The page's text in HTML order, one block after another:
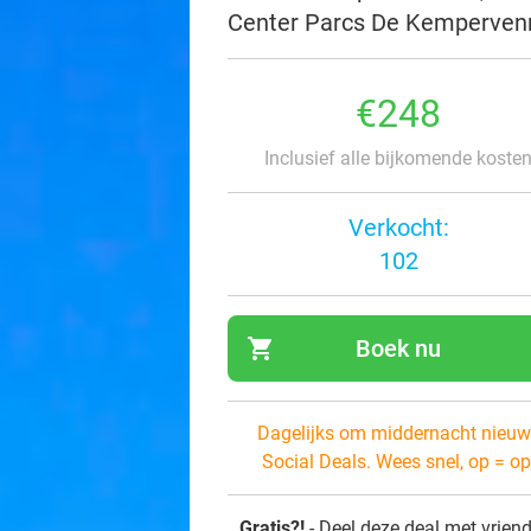
Center Parcs De
€248
Inclusief alle bijkomende kosten
Verkocht:
102
shopping_cart Boek nu
Dagelijks om middernacht
Social Deals. Wees snel, op =